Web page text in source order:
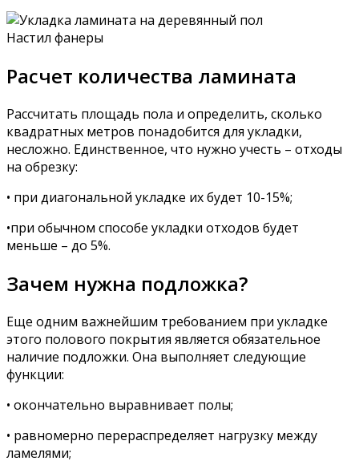
Настил фанеры
Расчет количества ламината
Рассчитать площадь пола и определить, сколько
квадратных метров понадобится для укладки,
несложно. Единственное, что нужно учесть – отходы
на обрезку:
• при диагональной укладке их будет 10-15%;
•при обычном способе укладки отходов будет
меньше – до 5%.
Зачем нужна подложка?
Еще одним важнейшим требованием при укладке
этого полового покрытия является обязательное
наличие подложки. Она выполняет следующие
функции:
• окончательно выравнивает полы;
• равномерно перераспределяет нагрузку между
ламелями;